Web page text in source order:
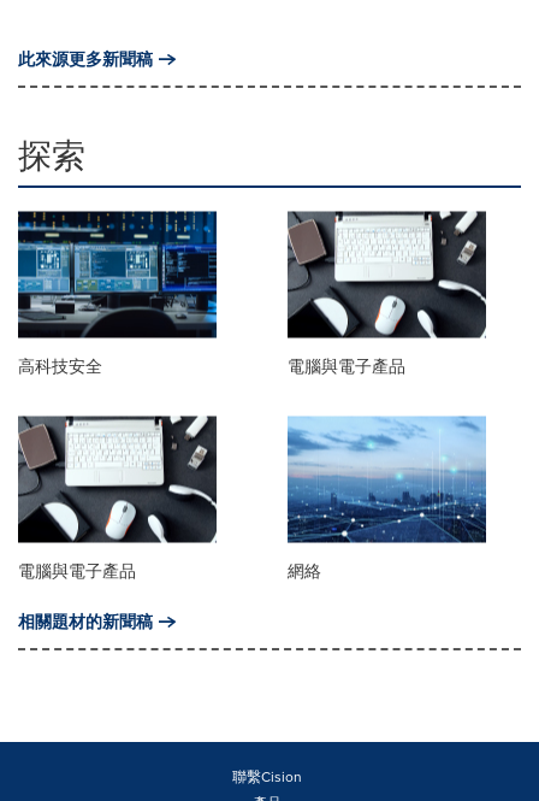
此來源更多新聞稿
探索
高科技安全 電腦與電子產品
電腦與電子產品 網絡
相關題材的新聞稿
聯繫Cision